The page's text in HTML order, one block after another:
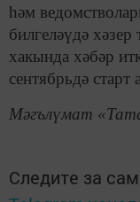
һәм
билгеләүдә
хакында хәбәр
сентябрьдә старт
Мәгълүмат
Следите за